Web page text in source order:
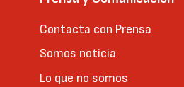
Contacta con Prensa
Somos noticia
Lo que no somos